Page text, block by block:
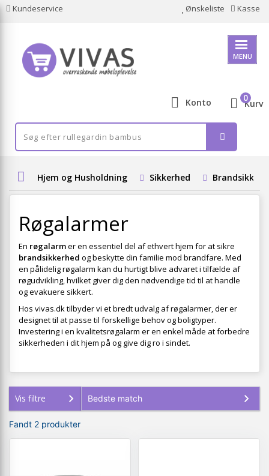
Kundeservice Ønskeliste Kasse
MENU
Konto Kurv
0
Hjem og Husholdning Sikkerhed
Røgalarmer
En røgalarmer en essentiel del af ethvert hjem for at sikre
brandsikkerhed og beskytte din familie mod brandfare. Med
en pålidelig røgalarm kan du hurtigt blive advaret i tilfælde af
røgudvikling, hvilket giver dig den nødvendige tid til at handle
og evakuere sikkert.
Hos vivas.dk tilbyder vi et bredt udvalg af røgalarmer, der er
designet til at passe til forskellige behov og boligtyper.
Investering i en kvalitetsrøgalarm er en enkel måde at forbedre
sikkerheden i dit hjem på og give dig ro i sindet.
Vis filtre
Fandt 2 produkter